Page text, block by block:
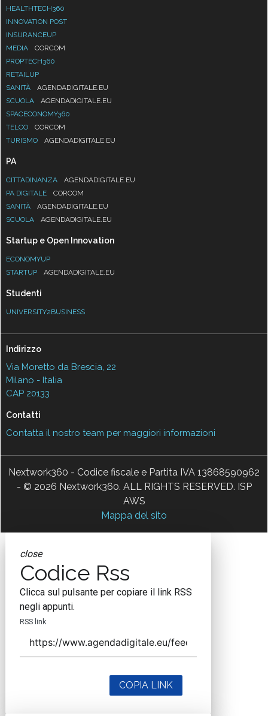
HEALTHTECH360
INNOVATION POST
INSURANCEUP
MEDIA
CORCOM
PROPTECH360
RETAILUP
SANITÀ
AGENDADIGITALE.EU
SCUOLA
AGENDADIGITALE.EU
SPACECONOMY360
TELCO
CORCOM
TURISMO
AGENDADIGITALE.EU
PA
CITTADINANZA
AGENDADIGITALE.EU
PA DIGITALE
CORCOM
SANITÀ
AGENDADIGITALE.EU
SCUOLA
AGENDADIGITALE.EU
Startup e Open Innovation
ECONOMYUP
STARTUP
AGENDADIGITALE.EU
Studenti
UNIVERSITY2BUSINESS
Indirizzo
Via Moretto da Brescia, 22
Milano - Italia
CAP 20133
Contatti
Contatta il nostro team per maggiori informazioni
Nextwork360 - Codice fiscale e Partita IVA 13868590962
- © 2026 Nextwork360. ALL RIGHTS RESERVED. ISP
AWS
Mappa del sito
close
Codice Rss
Clicca sul pulsante per copiare il link RSS
negli appunti.
RSS link
COPIA LINK